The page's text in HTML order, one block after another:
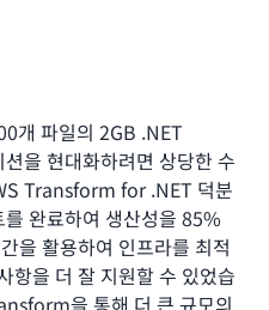
개 파일의 2GB .NET
을 현대화하려면 상당한 수
Transform for .NET 덕분
완료하여 생산성을 85%
을 활용하여 인프라를 최적
항을 더 잘 지원할 수 있었습